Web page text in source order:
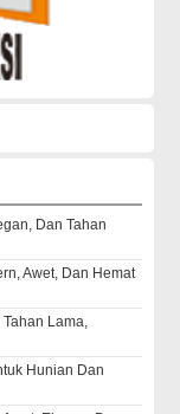
Dan Tahan
Awet, Dan Hemat
Lama,
Hunian Dan